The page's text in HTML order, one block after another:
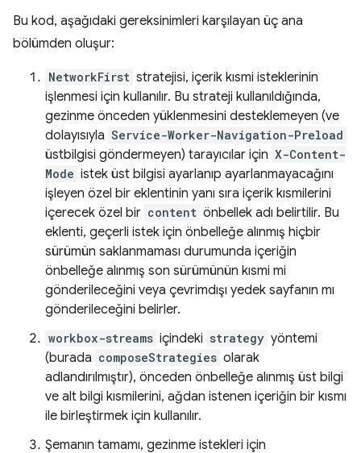
Bu kod, aşağıdaki gereksinimleri karşılayan üç ana
bölümden oluşur:
NetworkFirst stratejisi, içerik kısmi isteklerinin
işlenmesi için kullanılır. Bu strateji kullanıldığında,
gezinme önceden yüklenmesini desteklemeyen (ve
dolayısıyla Service-Worker-Navigation-Preload
üstbilgisi göndermeyen) tarayıcılar için X-Content-
Mode istek üst bilgisi ayarlanıp ayarlanmayacağını
işleyen özel bir eklentinin yanı sıra içerik kısmilerini
içerecek özel bir content önbellek adı belirtilir. Bu
eklenti, geçerli istek için önbelleğe alınmış hiçbir
sürümün saklanmaması durumunda içeriğin
önbelleğe alınmış son sürümünün kısmi mi
gönderileceğini veya çevrimdışı yedek sayfanın mı
gönderileceğini belirler.
workbox-streams içindeki strategy yöntemi
(burada composeStrategies olarak
adlandırılmıştır), önceden önbelleğe alınmış üst bilgi
ve alt bilgi kısmilerini, ağdan istenen içeriğin bir kısmı
ile birleştirmek için kullanılır.
Şemanın tamamı, gezinme istekleri için